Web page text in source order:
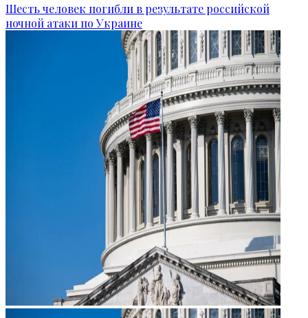
Шесть человек погибли в результате российской
ночной атаки по Украине